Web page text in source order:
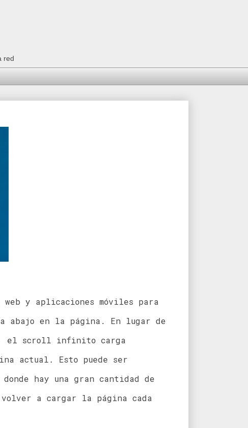
red
y aplicaciones móviles para
abajo en la página. En lugar de
el scroll infinito carga
actual. Esto puede ser
hay una gran cantidad de
a cargar la página cada